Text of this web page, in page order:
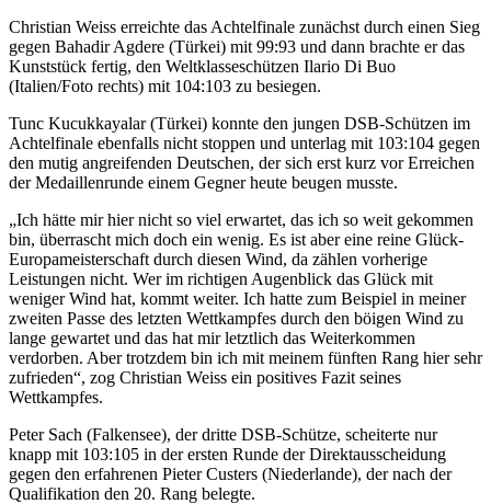
Christian Weiss erreichte das Achtelfinale zunächst durch einen Sieg
gegen Bahadir Agdere (Türkei) mit 99:93 und dann brachte er das
Kunststück fertig, den Weltklasseschützen Ilario Di Buo
(Italien/Foto rechts) mit 104:103 zu besiegen.
Tunc Kucukkayalar (Türkei) konnte den jungen DSB-Schützen im
Achtelfinale ebenfalls nicht stoppen und unterlag mit 103:104 gegen
den mutig angreifenden Deutschen, der sich erst kurz vor Erreichen
der Medaillenrunde einem Gegner heute beugen musste.
„Ich hätte mir hier nicht so viel erwartet, das ich so weit gekommen
bin, überrascht mich doch ein wenig. Es ist aber eine reine Glück-
Europameisterschaft durch diesen Wind, da zählen vorherige
Leistungen nicht. Wer im richtigen Augenblick das Glück mit
weniger Wind hat, kommt weiter. Ich hatte zum Beispiel in meiner
zweiten Passe des letzten Wettkampfes durch den böigen Wind zu
lange gewartet und das hat mir letztlich das Weiterkommen
verdorben. Aber trotzdem bin ich mit meinem fünften Rang hier sehr
zufrieden“, zog Christian Weiss ein positives Fazit seines
Wettkampfes.
Peter Sach (Falkensee), der dritte DSB-Schütze, scheiterte nur
knapp mit 103:105 in der ersten Runde der Direktausscheidung
gegen den erfahrenen Pieter Custers (Niederlande), der nach der
Qualifikation den 20. Rang belegte.